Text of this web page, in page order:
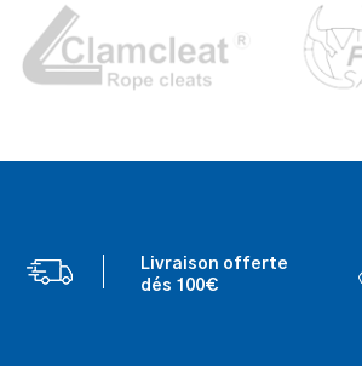
Livraison offerte
dés 100€